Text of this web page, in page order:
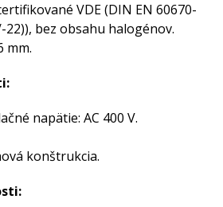
VDE (DIN EN 60670-
22)), bez obsahu halogénov.
mm.
napätie: AC 400 V.
konštrukcia.